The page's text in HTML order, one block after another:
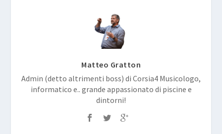
Matteo Gratton
Admin (detto altrimenti boss) di Corsia4 Musicologo,
informatico e.. grande appassionato di piscine e
dintorni!